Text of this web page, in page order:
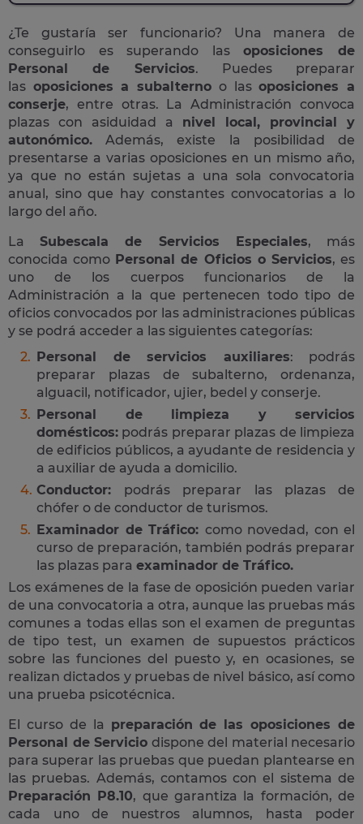
¿Te gustaría ser funcionario? Una manera de
conseguirlo es superando lasoposiciones de
Personal de Servicios. Puedes preparar
las oposiciones a subalterno o lasoposiciones a
conserje, entre otras. La Administración convoca
plazas con asiduidad a nivel local, provincial y
autonómico. Además, existe la posibilidad de
presentarse a varias oposiciones en un mismo año,
ya que no están sujetas a una sola convocatoria
anual, sino que hay constantes convocatorias a lo
largo del año.
LaSubescala de Servicios Especiales, más
conocida como Personal de Oficios o Servicios, es
uno de los cuerpos funcionarios de la
Administración a la que pertenecen todo tipo de
oficios convocados por las administraciones públicas
y se podrá acceder a las siguientes categorías:
Personal de servicios auxiliares: podrás
preparar plazas de subalterno, ordenanza,
alguacil, notificador, ujier, bedel y conserje.
Personal de limpieza y servicios
domésticos: podrás preparar plazas de limpieza
de edificios públicos, a ayudante de residencia y
a auxiliar de ayuda a domicilio.
Conductor: podrás preparar las plazas de
chófer o de conductor de turismos.
Examinador de Tráfico: como novedad, con el
curso de preparación, también podrás preparar
las plazas para examinador de Tráfico.
Los exámenes de la fase de oposición pueden variar
de una convocatoria a otra, aunque las pruebas más
comunes a todas ellas son el examen de preguntas
de tipo test, un examen de supuestos prácticos
sobre las funciones del puesto y, en ocasiones, se
realizan dictados y pruebas de nivel básico, así como
una prueba psicotécnica.
El curso de la preparación de las oposiciones de
Personal de Servicio dispone del material necesario
para superar las pruebas que puedan plantearse en
las pruebas. Además, contamos con el sistema de
Preparación P8.10, que garantiza la formación, de
cada uno de nuestros alumnos, hasta poder